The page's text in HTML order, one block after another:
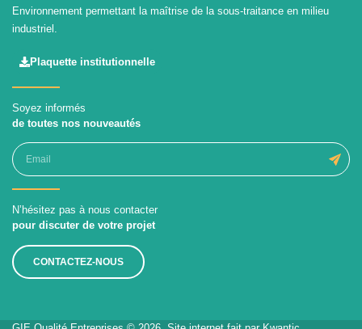
Environnement permettant la maîtrise de la sous-traitance en milieu
industriel.
Plaquette institutionnelle
Soyez informés
de toutes nos nouveautés
N’hésitez pas à nous contacter
pour discuter de votre projet
CONTACTEZ-NOUS